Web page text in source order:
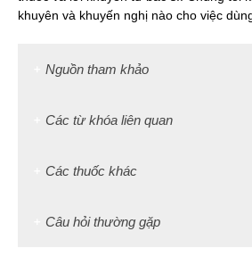
khuyên và khuyến nghị nào cho việc
Nguồn tham khảo
Các từ khóa liên quan
Các thuốc khác
Câu hỏi thường gặp